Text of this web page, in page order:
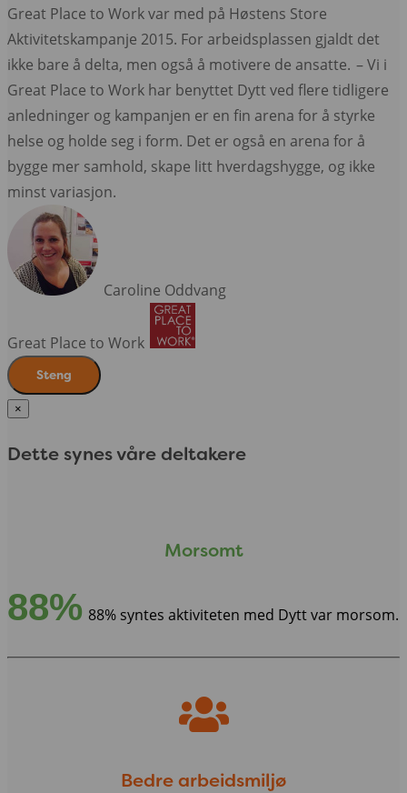
Great Place to Work var med på Høstens Store
Aktivitetskampanje 2015. For arbeidsplassen gjaldt det
ikke bare å delta, men også å motivere de ansatte. – Vi i
Great Place to Work har benyttet Dytt ved flere tidligere
anledninger og kampanjen er en fin arena for å styrke
helse og holde seg i form. Det er også en arena for å
bygge mer samhold, skape litt hverdagshygge, og ikke
minst variasjon.
Caroline Oddvang
Great Place to Work
Steng
×
Dette synes våre deltakere
Morsomt
88% 88% syntes aktiviteten med Dytt var morsom.
Bedre arbeidsmiljø